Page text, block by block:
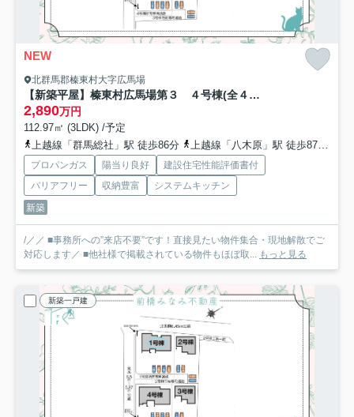
NEW
北群馬郡榛東村大字広馬場
【新築平屋】榛東村広馬場第３ ４号棟(全４棟) クリエートの家 新築建売分譲
2,890万円
112.97㎡ (3LDK) /予定
上越線「群馬総社」駅 徒歩86分
上越線「八木原」駅 徒歩87分
プロパンガス 陽当り良好
建設住宅性能評価書付
バリアフリー
収納豊富
システムキッチン
新築
/／／ ■事務所への”来店不要”です！直接見たい物件集合・現地解散でご
対応します／ ■他社様で掲載されている物件もほぼ取... もっと見る
新築一戸建